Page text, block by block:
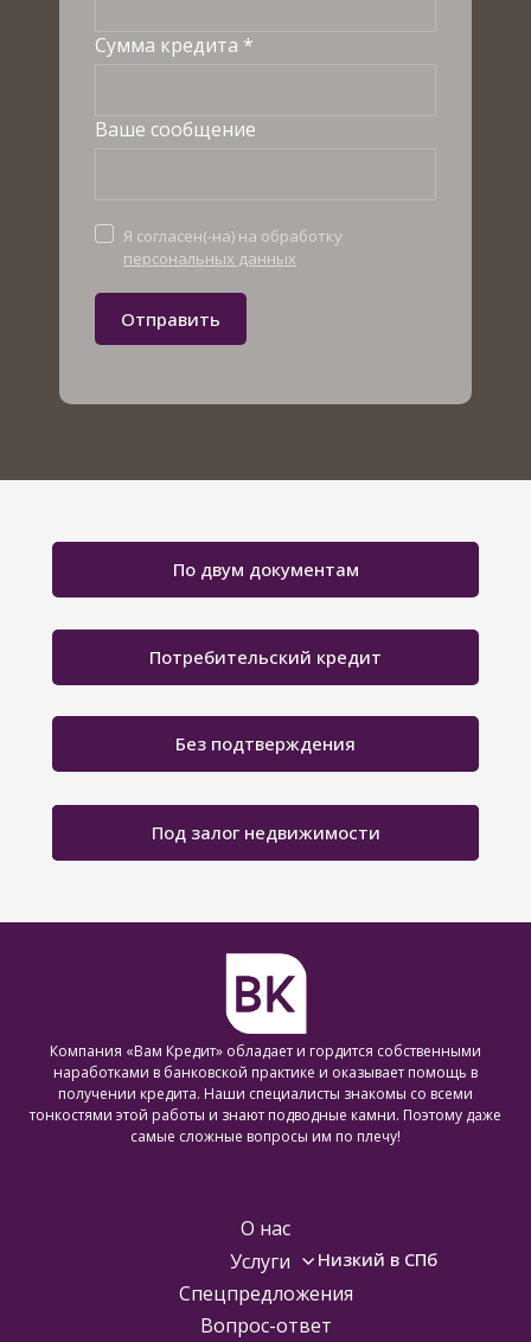
Сумма кредита *
Ваше сообщение
Отправить
Я согласен(-на) на обработку
персональных данных
Под залог недвижимости
Под залог
Без поручителей
Потребительский кредит
Без подтверждения
По двум документам
Низкий в СПб
Компания «Вам Кредит» обладает и гордится собственными
наработками в банковской практике и оказывает помощь в
получении кредита. Наши специалисты знакомы со всеми
тонкостями этой работы и знают подводные камни. Поэтому даже
самые сложные вопросы им по плечу!
О нас
Услуги
Спецпредложения
Вопрос-ответ